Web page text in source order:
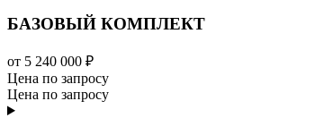
БАЗОВЫЙ КОМПЛЕКТ
от 5 240 000 ₽
Цена по запросу
Цена по запросу